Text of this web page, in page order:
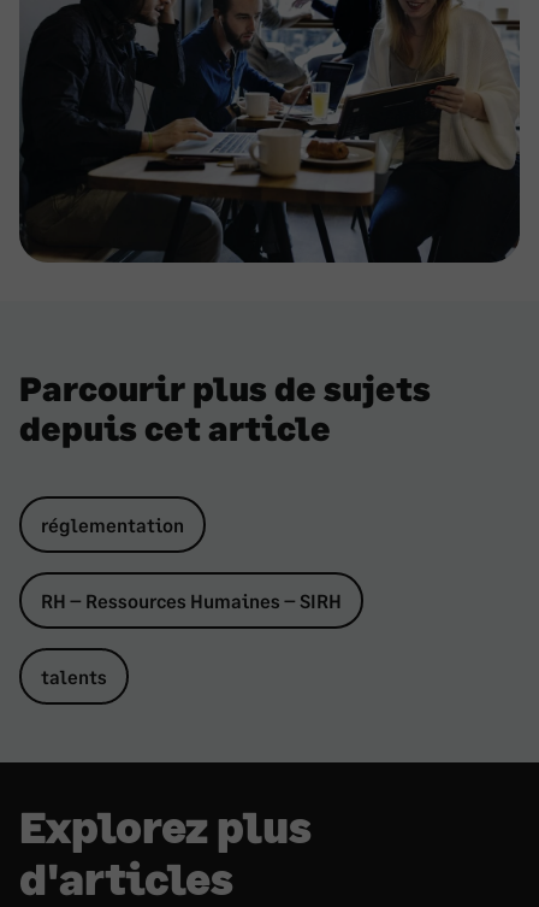
Parcourir plus de sujets
depuis cet article
réglementation
RH – Ressources Humaines – SIRH
talents
Explorez plus
d'articles